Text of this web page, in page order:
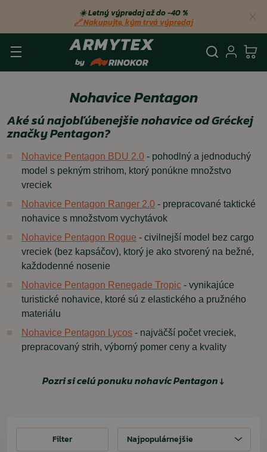
☀️ Letný výpredaj až do −40 %
🔗 Nakupujte, kým trvá výpredaj
Nohavice Pentagon
Aké sú najobľúbenejšie nohavice od Gréckej
značky Pentagon?
Nohavice Pentagon BDU 2.0 - pohodlný a jednoduchý
model s pekným strihom, ktorý ponúkne množstvo
vreciek
Nohavice Pentagon Ranger 2.0 - prepracované taktické
nohavice s množstvom vychytávok
Nohavice Pentagon Rogue - civilnejší model bez cargo
vreciek (bez kapsáčov), ktorý je ako stvorený na bežné,
každodenné nosenie
Nohavice Pentagon Renegade Tropic - vynikajúce
turistické nohavice, ktoré sú z elastického a pružného
materiálu
Nohavice Pentagon Lycos - najväčší počet vreciek,
prepracovaný strih, výborný pomer ceny a kvality
Pozri si celú ponuku nohavíc Pentagon ↓
FilterFilter Najpopulárnejšie